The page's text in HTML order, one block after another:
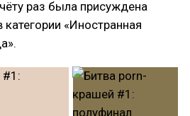
раз была присуждена
«Иностранная